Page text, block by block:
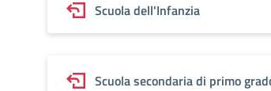
Scuola dell'Infanzia
Scuola secondaria di primo